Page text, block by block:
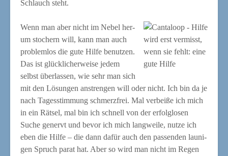
Schlauch steht.
wird erst ver­misst,
wenn sie fehlt: eine
gute Hilfe
Wenn man aber nicht im Nebel her­
um sto­chern will, kann man auch
pro­blem­los die gute Hil­fe benut­zen.
Das ist glück­li­cher­wei­se jedem
selbst über­las­sen, wie sehr man sich
mit den Lösun­gen anstren­gen will oder nicht. Ich bin da je
nach Tages­stim­mung schmerz­frei. Mal ver­bei­ße ich mich
in ein Rät­sel, mal bin ich schnell von der erfolg­lo­sen
Suche genervt und bevor ich mich lang­wei­le, nut­ze ich
eben die Hil­fe – die dann dafür auch den pas­sen­den lau­ni­
gen Spruch parat hat. Aber so wird man nicht im Regen